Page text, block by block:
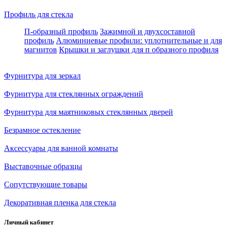
Профиль для стекла
П-образный профиль Зажимной и двухсоставной
профиль Алюминиевые профили: уплотнительные и для
магнитов Крышки и заглушки для п образного профиля
Фурнитура для зеркал
Фурнитура для стеклянных ограждений
Фурнитура для маятниковых стеклянных дверей
Безрамное остекление
Аксессуары для ванной комнаты
Выставочные образцы
Сопутствующие товары
Декоративная пленка для стекла
Личный кабинет